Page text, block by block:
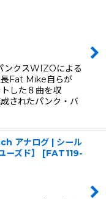
ンクスWIZOによる
Fat Mike自らが
した８曲を収
されたパンク・バ
アナログ | シール
ズド】
[FAT119-